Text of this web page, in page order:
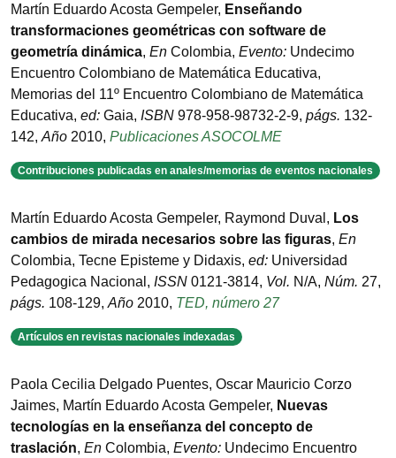
Martín Eduardo Acosta Gempeler, Enseñando
transformaciones geométricas con software de
geometría dinámica, En Colombia, Evento: Undecimo
Encuentro Colombiano de Matemática Educativa,
Memorias del 11º Encuentro Colombiano de Matemática
Educativa, ed: Gaia, ISBN 978-958-98732-2-9, págs. 132-
142, Año 2010, Publicaciones ASOCOLME
Contribuciones publicadas en anales/memorias de eventos nacionales
Martín Eduardo Acosta Gempeler, Raymond Duval , Los
cambios de mirada necesarios sobre las figuras, En
Colombia, Tecne Episteme y Didaxis, ed: Universidad
Pedagogica Nacional , ISSN 0121-3814, Vol. N/A, Núm. 27,
págs. 108-129, Año 2010, TED, número 27
Artículos en revistas nacionales indexadas
Paola Cecilia Delgado Puentes, Oscar Mauricio Corzo
Jaimes, Martín Eduardo Acosta Gempeler, Nuevas
tecnologías en la enseñanza del concepto de
traslación, En Colombia, Evento: Undecimo Encuentro